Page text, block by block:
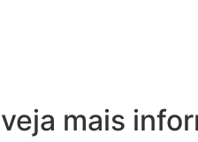
mais